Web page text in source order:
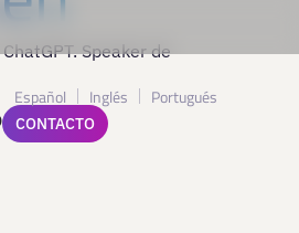
Español Inglés Portugués
CONTACTO
Speaker de